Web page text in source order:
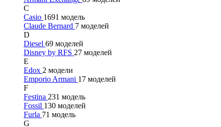
C
Casio 1691 модель
Claude Bernard 7 моделей
D
Diesel 69 моделей
Disney by RFS 27 моделей
E
Edox 2 модели
Emporio Armani 17 моделей
F
Festina 231 модель
Fossil 130 моделей
Furla 71 модель
G